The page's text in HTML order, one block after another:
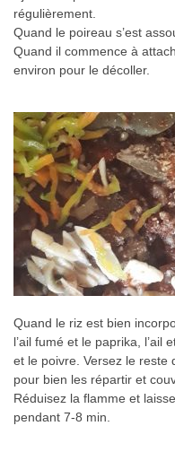
régulièrement.
Quand le poireau s’est
Quand il commence à
environ pour le décoller.
Quand le riz est bien
l’ail fumé et le paprika, l’ail
et le poivre. Versez le reste
pour bien les répartir et
Réduisez la flamme et
pendant 7-8 min.